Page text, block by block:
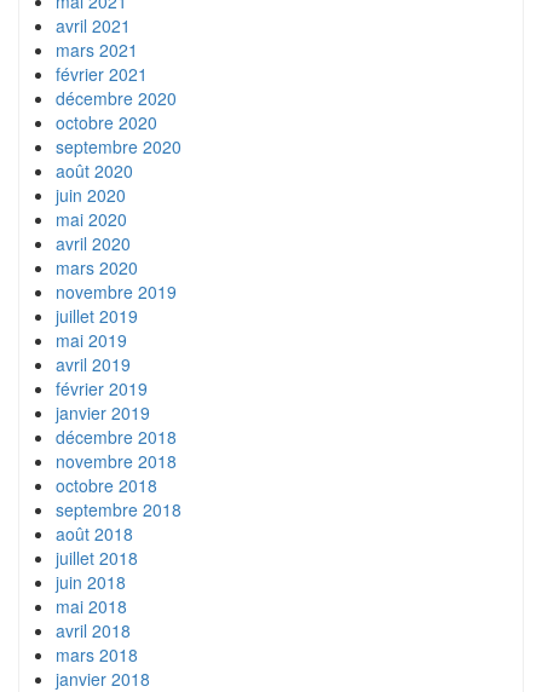
avril 2021
mars 2021
février 2021
décembre 2020
octobre 2020
septembre 2020
août 2020
juin 2020
mai 2020
avril 2020
mars 2020
novembre 2019
juillet 2019
mai 2019
avril 2019
février 2019
janvier 2019
décembre 2018
novembre 2018
octobre 2018
septembre 2018
août 2018
juillet 2018
juin 2018
mai 2018
avril 2018
mars 2018
janvier 2018